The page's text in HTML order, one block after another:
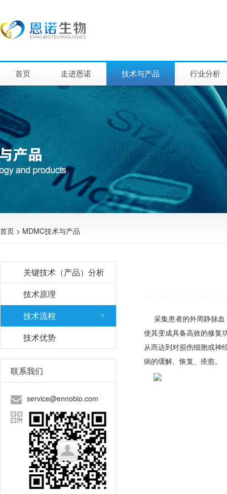
首页 走进恩诺 技术与产品 行业分析
首页 > MDMC技术与产品
关键技术（产品）分析
技术原理
技术流程
技术优势
联系我们
service@ennobio.com
采集患者的外周静脉血
使其变成具备高效的修复
从而达到对损伤细胞或神
病的缓解、恢复、痊愈。